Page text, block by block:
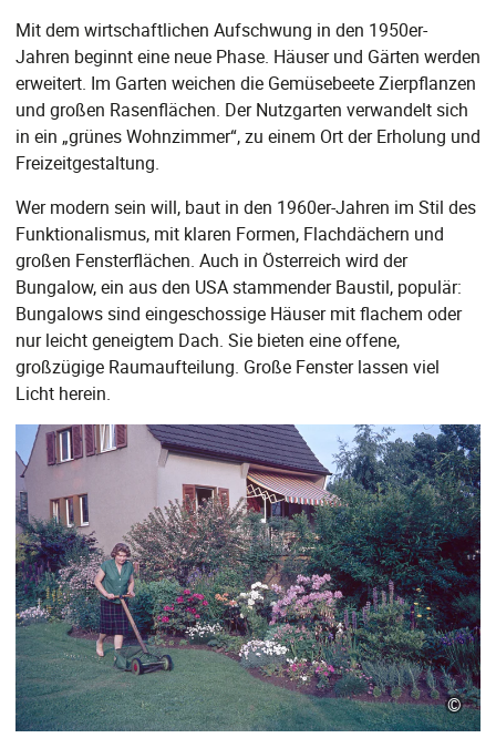
Mit dem wirtschaftlichen Aufschwung in den 1950er-
Jahren beginnt eine neue Phase. Häuser und Gärten werden
erweitert. Im Garten weichen die Gemüsebeete Zierpflanzen
und großen Rasenflächen. Der Nutzgarten verwandelt sich
in ein „grünes Wohnzimmer“, zu einem Ort der Erholung und
Freizeitgestaltung.
Wer modern sein will, baut in den 1960er-Jahren im Stil des
Funktionalismus, mit klaren Formen, Flachdächern und
großen Fensterflächen. Auch in Österreich wird der
Bungalow, ein aus den USA stammender Baustil, populär:
Bungalows sind eingeschossige Häuser mit flachem oder
nur leicht geneigtem Dach. Sie bieten eine offene,
großzügige Raumaufteilung. Große Fenster lassen viel
Licht herein.
©